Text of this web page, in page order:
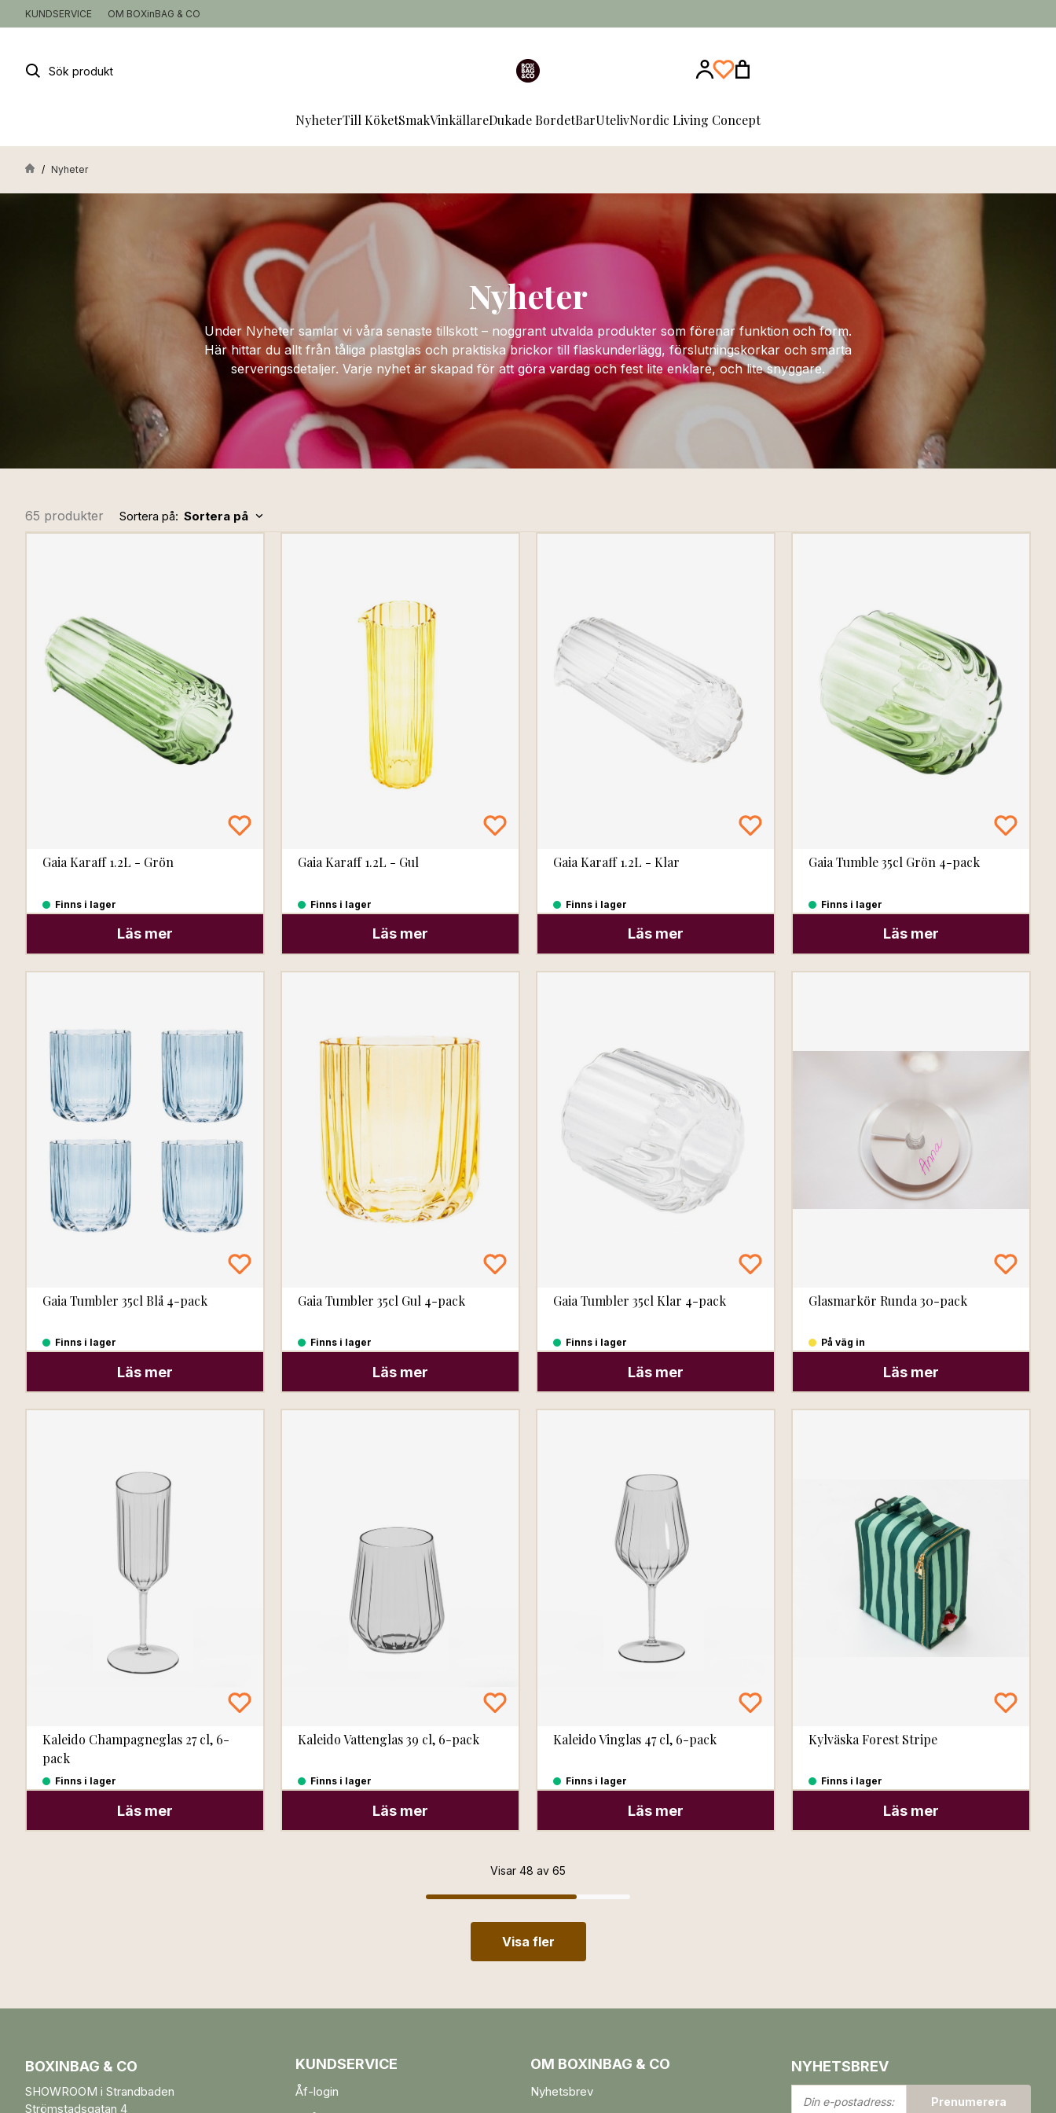
KUNDSERVICE OM BOXinBAG & CO
Sök
NyheterTill KöketSmakVinkällareDukade BordetBarUtelivNordic Living Concept
Nyheter
Nyheter
Under Nyheter samlar vi våra senaste tillskott – noggrant utvalda produkter som förenar funktion och form.
Här hittar du allt från tåliga plastglas och praktiska brickor till flaskunderlägg, förslutningskorkar och smarta
serveringsdetaljer. Varje nyhet är skapad för att göra vardag och fest lite enklare, och lite snyggare.
65 produkter Sortera på: Sortera på
Gaia Karaff 1.2L - Grön
Finns i lager
Läs mer
Gaia Karaff 1.2L - Gul
Finns i lager
Läs mer
Gaia Karaff 1.2L - Klar
Finns i lager
Läs mer
Gaia Tumble 35cl Grön 4-pack
Finns i lager
Läs mer
Gaia Tumbler 35cl Blå 4-pack
Finns i lager
Läs mer
Gaia Tumbler 35cl Gul 4-pack
Finns i lager
Läs mer
Gaia Tumbler 35cl Klar 4-pack
Finns i lager
Läs mer
Glasmarkör Runda 30-pack
På väg in
Läs mer
Kaleido Champagneglas 27 cl, 6-
pack
Finns i lager
Läs mer
Kaleido Vattenglas 39 cl, 6-pack
Finns i lager
Läs mer
Kaleido Vinglas 47 cl, 6-pack
Finns i lager
Läs mer
Kylväska Forest Stripe
Finns i lager
Läs mer
Visar 48 av 65
Visa fler
BOXINBAG & CO
SHOWROOM i Strandbaden
Strömstadsgatan 4
KUNDSERVICE
Åf-login
OM BOXINBAG & CO
Nyhetsbrev
NYHETSBREV
Din
Prenumerera